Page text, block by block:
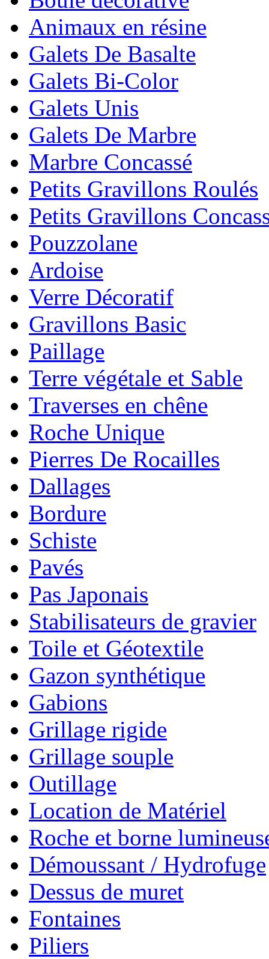
Animaux en résine
Galets De Basalte
Galets Bi-Color
Galets Unis
Galets De Marbre
Marbre Concassé
Petits Gravillons Roulés
Petits Gravillons
Pouzzolane
Ardoise
Verre Décoratif
Gravillons Basic
Paillage
Terre végétale et Sable
Traverses en chêne
Roche Unique
Pierres De Rocailles
Dallages
Bordure
Schiste
Pavés
Pas Japonais
Stabilisateurs de gravier
Toile et Géotextile
Gazon synthétique
Gabions
Grillage rigide
Grillage souple
Outillage
Location de Matériel
Roche et borne
Démoussant / Hydrofuge
Dessus de muret
Fontaines
Piliers